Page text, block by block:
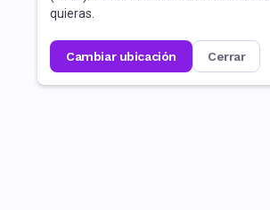
quieras.
cambiar ubicación cerrar